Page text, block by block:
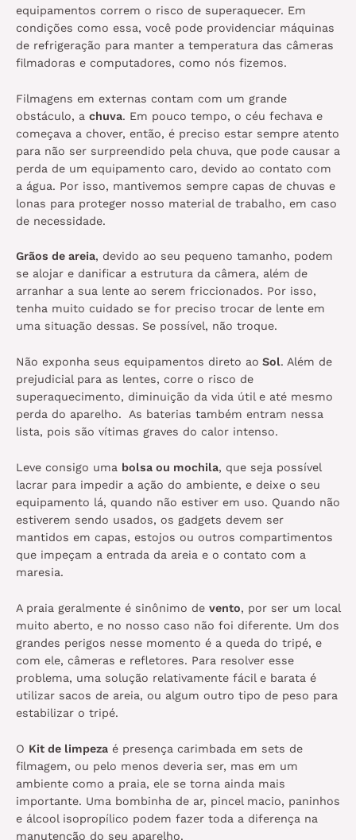
equipamentos correm o risco de superaquecer. Em
condições como essa, você pode providenciar máquinas
de refrigeração para manter a temperatura das câmeras
filmadoras e computadores, como nós fizemos.
Filmagens em externas contam com um grande
obstáculo, a chuva. Em pouco tempo, o céu fechava e
começava a chover, então, é preciso estar sempre atento
para não ser surpreendido pela chuva, que pode causar a
perda de um equipamento caro, devido ao contato com
a água. Por isso, mantivemos sempre capas de chuvas e
lonas para proteger nosso material de trabalho, em caso
de necessidade.
Grãos de areia, devido ao seu pequeno tamanho, podem
se alojar e danificar a estrutura da câmera, além de
arranhar a sua lente ao serem friccionados. Por isso,
tenha muito cuidado se for preciso trocar de lente em
uma situação dessas. Se possível, não troque.
Não exponha seus equipamentos direto ao Sol. Além de
prejudicial para as lentes, corre o risco de
superaquecimento, diminuição da vida útil e até mesmo
perda do aparelho. As baterias também entram nessa
lista, pois são vítimas graves do calor intenso.
Leve consigo uma bolsa ou mochila, que seja possível
lacrar para impedir a ação do ambiente, e deixe o seu
equipamento lá, quando não estiver em uso. Quando não
estiverem sendo usados, os gadgets devem ser
mantidos em capas, estojos ou outros compartimentos
que impeçam a entrada da areia e o contato com a
maresia.
A praia geralmente é sinônimo de vento, por ser um local
muito aberto, e no nosso caso não foi diferente. Um dos
grandes perigos nesse momento é a queda do tripé, e
com ele, câmeras e refletores. Para resolver esse
problema, uma solução relativamente fácil e barata é
utilizar sacos de areia, ou algum outro tipo de peso para
estabilizar o tripé.
O Kit de limpeza é presença carimbada em sets de
filmagem, ou pelo menos deveria ser, mas em um
ambiente como a praia, ele se torna ainda mais
importante. Uma bombinha de ar, pincel macio, paninhos
e álcool isopropílico podem fazer toda a diferença na
manutenção do seu aparelho.